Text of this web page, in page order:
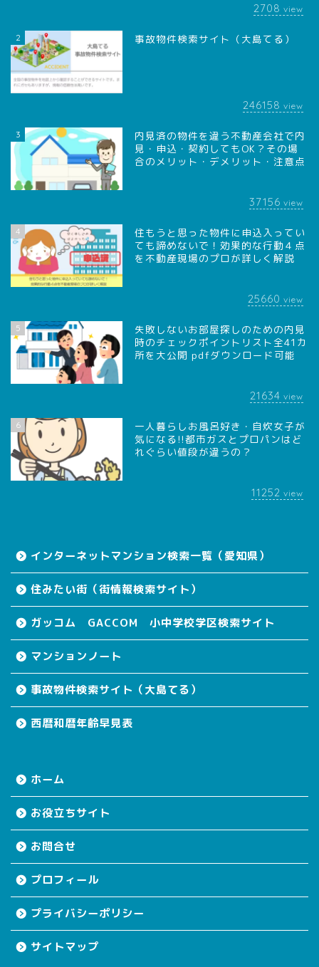
2708 view
2 事故物件検索サイト（大島てる）
246158 view
3
内見済の物件を違う不動産会社で内
見・申込・契約してもOK？その場
合のメリット・デメリット・注意点
37156 view
4
住もうと思った物件に申込入ってい
ても諦めないで！効果的な行動４点
を不動産現場のプロが詳しく解説
25660 view
5
失敗しないお部屋探しのための内見
時のチェックポイントリスト全41カ
所を大公開 pdfダウンロード可能
21634 view
6
一人暮らしお風呂好き・自炊女子が
気になる!!都市ガスとプロパンはど
れぐらい値段が違うの？
11252 view
インターネットマンション検索一覧（愛知県）
住みたい街（街情報検索サイト）
ガッコム GACCOM 小中学校学区検索サイト
マンションノート
事故物件検索サイト（大島てる）
西暦和暦年齢早見表
ホーム
お役立ちサイト
お問合せ
プロフィール
プライバシーポリシー
サイトマップ